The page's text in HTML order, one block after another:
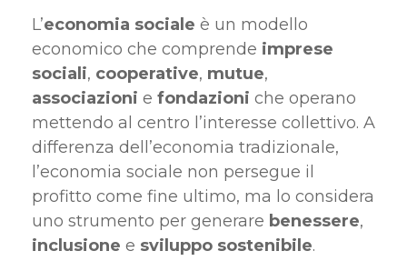
L’economia sociale è un modello
economico che comprende imprese
sociali, cooperative, mutue,
associazioni e fondazioni che operano
mettendo al centro l’interesse collettivo. A
differenza dell’economia tradizionale,
l’economia sociale non persegue il
profitto come fine ultimo, ma lo considera
uno strumento per generare benessere,
inclusione e sviluppo sostenibile.